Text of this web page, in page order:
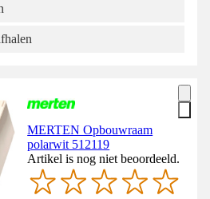
MERTEN Opbouwraam
polarwit 512119
Artikel is nog niet beoordeeld.